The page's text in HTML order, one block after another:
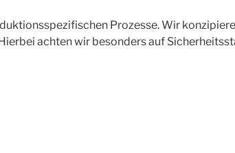
Prozesse. Wir
achten wir besonders auf